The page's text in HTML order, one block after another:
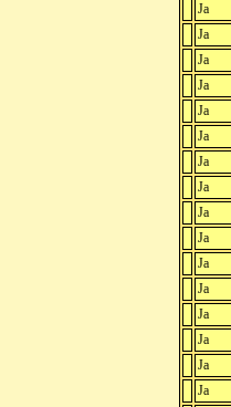
Ja
Ja
Ja
Ja
Ja
Ja
Ja
Ja
Ja
Ja
Ja
Ja
Ja
Ja
Ja
Ja